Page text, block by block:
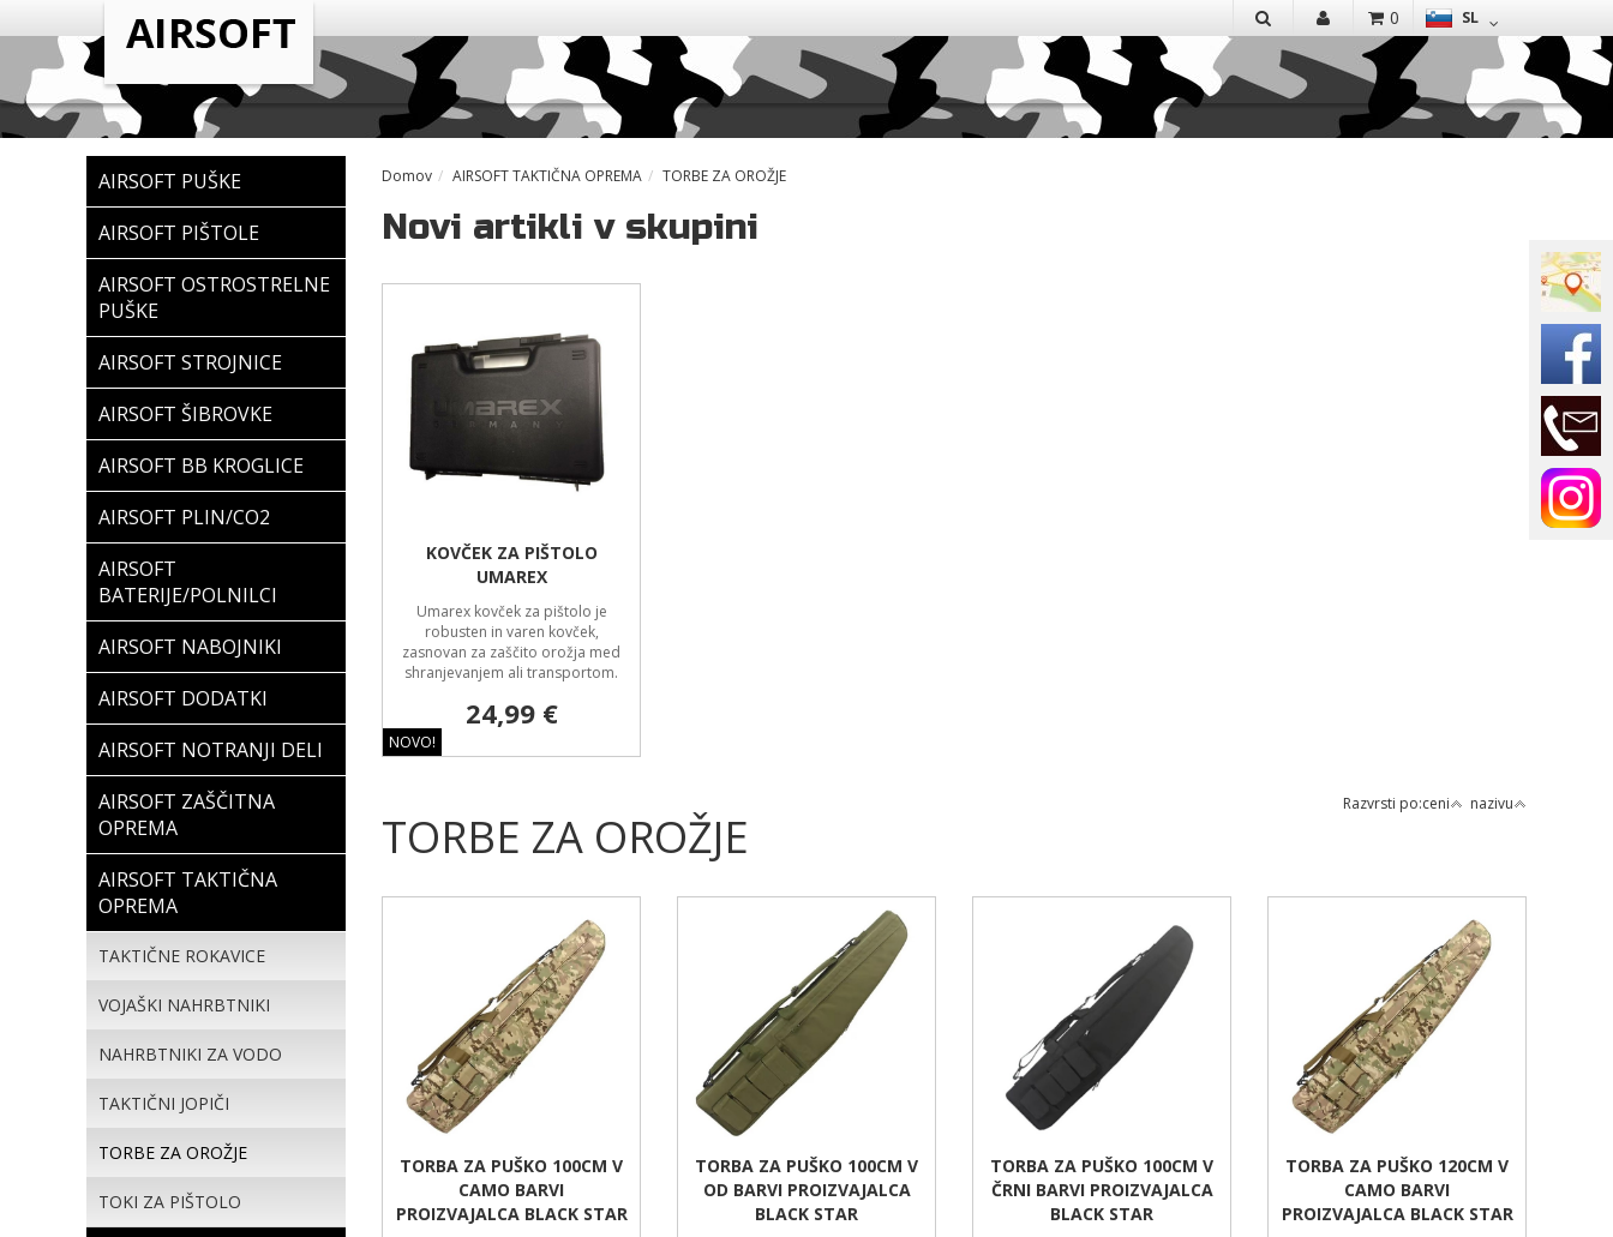
IŠČI
SL
0
AIRSOFT PUŠKE
AIRSOFT PIŠTOLE
AIRSOFT OSTROSTRELNE
PUŠKE
AIRSOFT STROJNICE
AIRSOFT ŠIBROVKE
AIRSOFT BB KROGLICE
AIRSOFT PLIN/CO2
AIRSOFT
BATERIJE/POLNILCI
AIRSOFT NABOJNIKI
AIRSOFT DODATKI
AIRSOFT NOTRANJI DELI
AIRSOFT ZAŠČITNA
OPREMA
AIRSOFT TAKTIČNA
OPREMA
TAKTIČNE ROKAVICE
VOJAŠKI NAHRBTNIKI
NAHRBTNIKI ZA VODO
TAKTIČNI JOPIČI
TORBE ZA OROŽJE
TOKI ZA PIŠTOLO
Domov AIRSOFT TAKTIČNA OPREMA TORBE ZA OROŽJE
Novi artikli v skupini
NOVO!
KOVČEK ZA PIŠTOLO
UMAREX
Umarex kovček za pištolo je
robusten in varen kovček,
zasnovan za zaščito orožja med
shranjevanjem ali transportom.
24,99 €
Razvrsti po:ceni nazivu
TORBE ZA OROŽJE
TORBA ZA PUŠKO 100CM V
CAMO BARVI
PROIZVAJALCA BLACK STAR
TORBA ZA PUŠKO 100CM V
OD BARVI PROIZVAJALCA
BLACK STAR
TORBA ZA PUŠKO 100CM V
ČRNI BARVI PROIZVAJALCA
BLACK STAR
TORBA ZA PUŠKO 120CM V
CAMO BARVI
PROIZVAJALCA BLACK STAR